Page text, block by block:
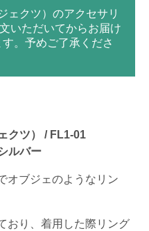
ェクツ）のアクセサリ
いただいてからお届け
。予めご了承くださ
クツ） / FL1-01
ルバー
オブジェのようなリン
おり、着用した際リング